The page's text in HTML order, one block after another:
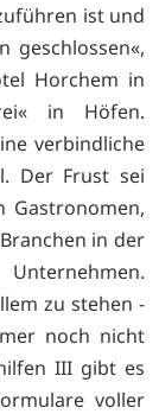
ist und
geschlossen«,
Horchem in
in Höfen.
verbindliche
Der Frust sei
Gastronomen,
in der
zu stehen -
noch nicht
III gibt es
voller